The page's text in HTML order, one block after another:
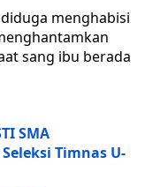
menghabisi
sang ibu berada
SMA
Timnas U-